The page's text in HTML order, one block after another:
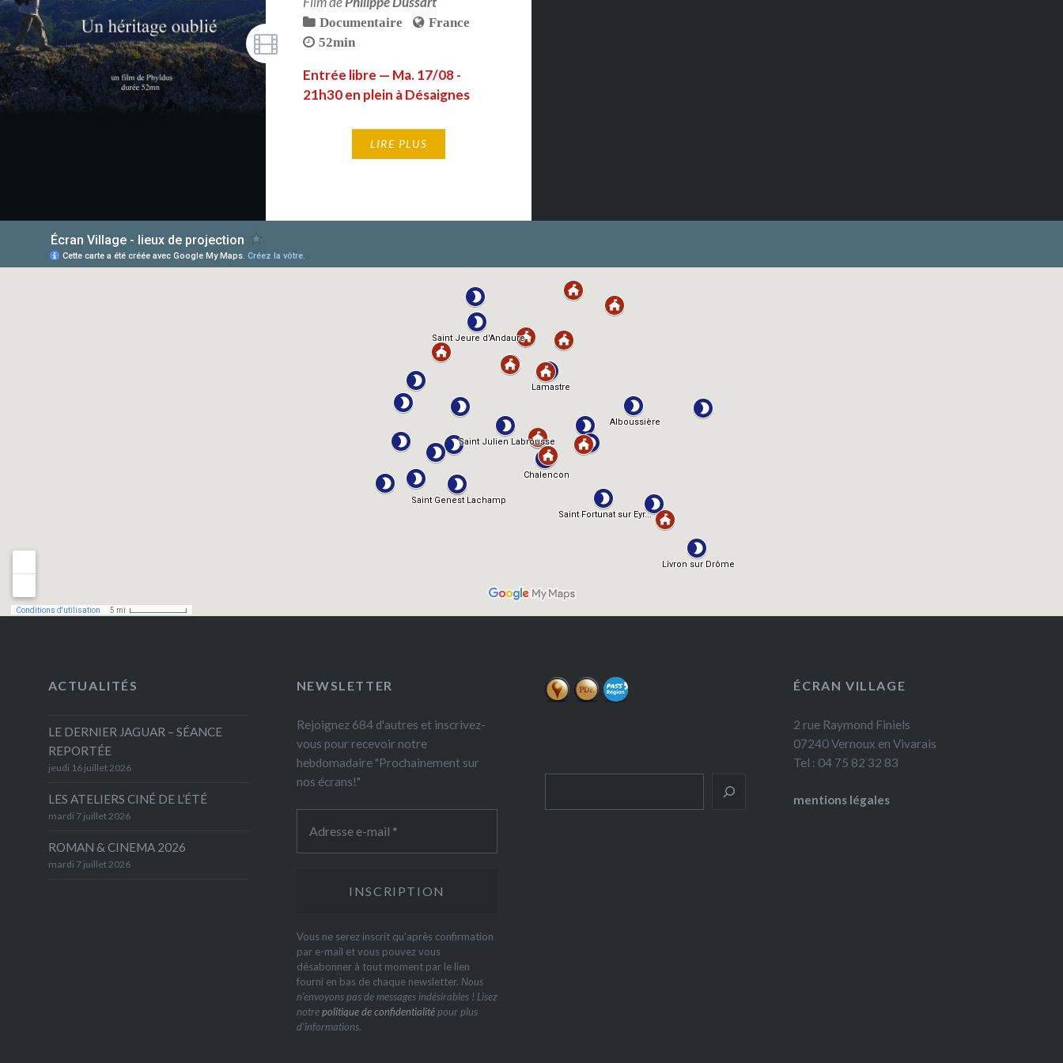
Documentaire
France
52min
Entrée libre — Ma. 17/08 -
21h30 en plein à Désaignes
LIRE PLUS
ACTUALITÉS
LE DERNIER JAGUAR – SÉANCE
REPORTÉE
jeudi 16 juillet 2026
LES ATELIERS CINÉ DE L’ÉTÉ
mardi 7 juillet 2026
ROMAN & CINEMA 2026
mardi 7 juillet 2026
NEWSLETTER
Rejoignez 684 d'autres et inscrivez-
vous pour recevoir notre
hebdomadaire "Prochainement sur
nos écrans!"
Vous ne serez inscrit qu'après confirmation
par e-mail et vous pouvez vous
désabonner à tout moment par le lien
fourni en bas de chaque newsletter. Nous
n’envoyons pas de messages indésirables ! Lisez
notrepolitique de confidentialitépour plus
d’informations.
ÉCRAN VILLAGE
2 rue Raymond Finiels
07240 Vernoux en Vivarais
Tel : 04 75 82 32 83
mentions légales